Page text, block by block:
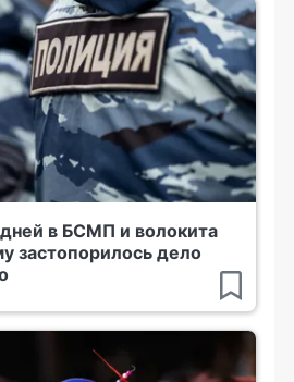
в БСМП и волокита
застопорилось дело